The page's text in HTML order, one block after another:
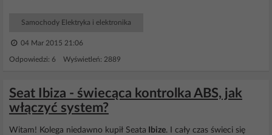
Samochody Elektryka i elektronika
04 Mar 2015 21:06
Odpowiedzi: 6 Wyświetleń: 2889
Seat Ibiza - świecąca kontrolka ABS, jak
włączyć system?
Witam! Kolega niedawno kupił Seata Ibize. I cały czas świeci się